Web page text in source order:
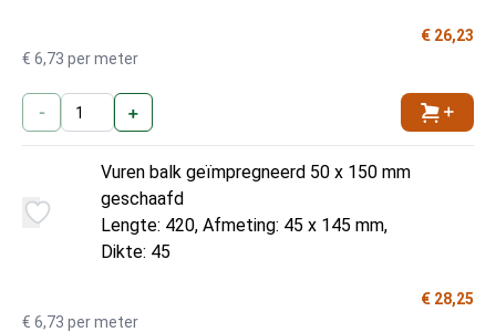
€ 26,23
€ 6,73 per meter
- +
Vuren balk geïmpregneerd 50 x 150 mm
geschaafd
Lengte: 420, Afmeting: 45 x 145 mm,
Dikte: 45
€ 28,25
€ 6,73 per meter